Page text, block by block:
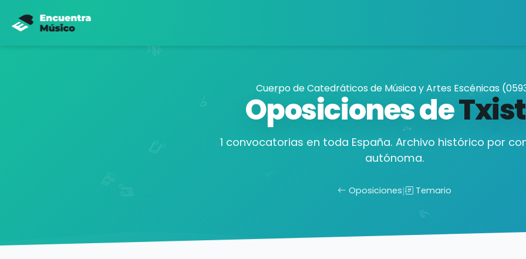
Cuerpo de Catedráticos de Música y Artes Escénicas
Oposiciones de
1 convocatorias en toda España. Archivo histórico por
autónoma.
Oposiciones| Temario